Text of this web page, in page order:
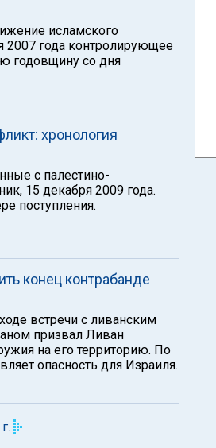
исламского
2007 года контролирующее
годовщину со дня
хронология
с палестино-
15 декабря 2009 года.
поступления.
конец контрабанде
встречи с ливанским
призвал Ливан
на его территорию. По
опасность для Израиля.